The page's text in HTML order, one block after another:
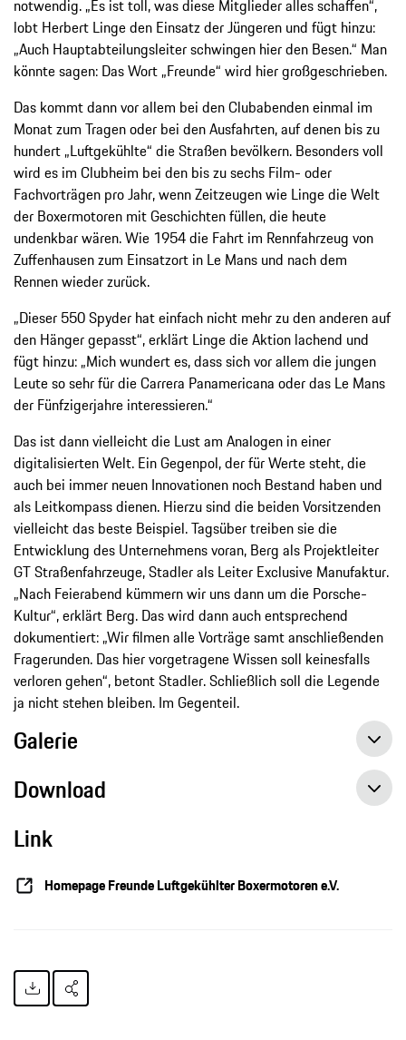
notwendig. „Es ist toll, was diese Mitglieder alles schaffen“,
lobt Herbert Linge den Einsatz der Jüngeren und fügt hinzu:
„Auch Hauptabteilungsleiter schwingen hier den Besen.“ Man
könnte sagen: Das Wort „Freunde“ wird hier großgeschrieben.
Das kommt dann vor allem bei den Clubabenden einmal im
Monat zum Tragen oder bei den Ausfahrten, auf denen bis zu
hundert „Luftgekühlte“ die Straßen bevölkern. Besonders voll
wird es im Clubheim bei den bis zu sechs Film- oder
Fachvorträgen pro Jahr, wenn Zeitzeugen wie Linge die Welt
der Boxermotoren mit Geschichten füllen, die heute
undenkbar wären. Wie 1954 die Fahrt im Rennfahrzeug von
Zuffenhausen zum Einsatzort in Le Mans und nach dem
Rennen wieder zurück.
„Dieser 550 Spyder hat einfach nicht mehr zu den anderen auf
den Hänger gepasst“, erklärt Linge die Aktion lachend und
fügt hinzu: „Mich wundert es, dass sich vor allem die jungen
Leute so sehr für die Carrera Panamericana oder das Le Mans
der Fünfzigerjahre interessieren.“
Das ist dann vielleicht die Lust am Analogen in einer
digitalisierten Welt. Ein Gegenpol, der für Werte steht, die
auch bei immer neuen Innovationen noch Bestand haben und
als Leitkompass dienen. Hierzu sind die beiden Vorsitzenden
vielleicht das beste Beispiel. Tagsüber treiben sie die
Entwicklung des Unternehmens voran, Berg als Projektleiter
GT Straßenfahrzeuge, Stadler als Leiter Exclusive Manufaktur.
„Nach Feierabend kümmern wir uns dann um die Porsche-
Kultur“, erklärt Berg. Das wird dann auch entsprechend
dokumentiert: „Wir filmen alle Vorträge samt anschließenden
Fragerunden. Das hier vorgetragene Wissen soll keinesfalls
verloren gehen“, betont Stadler. Schließlich soll die Legende
ja nicht stehen bleiben. Im Gegenteil.
Galerie
Download
Link
Homepage Freunde Luftgekühlter Boxermotoren e.V.